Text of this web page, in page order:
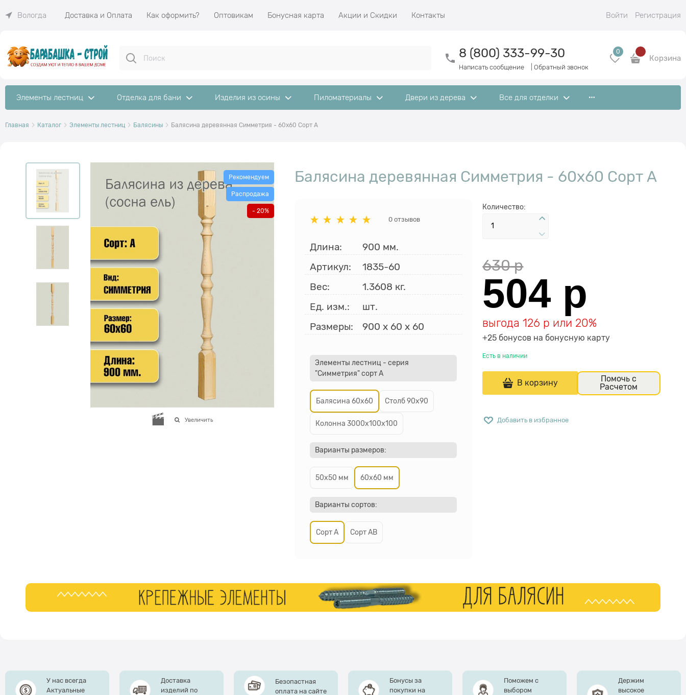
Вологда Доставка и Оплата Как оформить? Оптовикам Бонусная карта Акции и Скидки Контакты Войти Регистрация
8 (800) 333-99-30
Написать сообщение Обратный звонок
0
Корзина
Элементы лестниц Отделка для бани Изделия из осины Пиломатериалы Двери из дерева Все для отделки
Главная Каталог Элементы лестниц Балясины Балясина деревянная Симметрия - 60x60 Сорт A
Рекомендуем
Распродажа
- 20%
Увеличить
Балясина деревянная Симметрия - 60x60 Сорт A
0 отзывов
Длина:
900 мм.
Артикул:
1835-60
Вес:
1.3608 кг.
Ед. изм.:
шт.
Размеры:
900 x 60 x 60
Элементы лестниц - серия
"Симметрия" сорт А
Балясина 60х60 Столб 90х90
Колонна 3000х100х100
Варианты размеров:
50х50 мм 60х60 мм
Варианты сортов:
Сорт А Сорт АВ
Количество:
630 р
504 р
выгода126 р или 20%
+25 бонусов на бонусную карту
Есть в наличии
В корзину
Помочь с
Расчетом
Добавить в избранное
У нас всегда
Актуальные
Доставка
изделий по
Безопастная
оплата на сайте
Бонусы за
покупки на
Поможем с
выбором
Держим
высокое